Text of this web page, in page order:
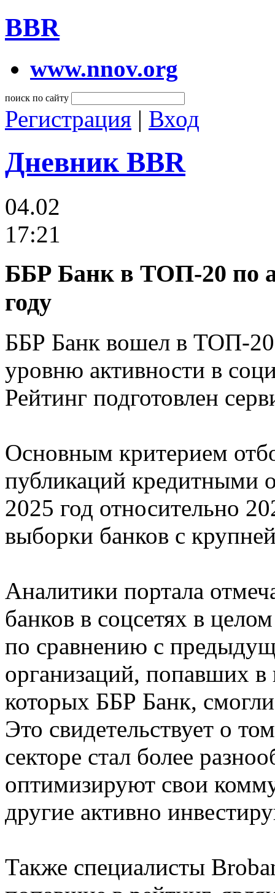
BBR
www.nnov.org
поиск по сайту
Регистрация | Вход
Дневник BBR
04.02
17:21
ББР Банк в ТОП-20 по
году
ББР Банк вошел в ТОП-
уровню активности в
Рейтинг подготовлен
Основным критерием
публикаций кредитными
2025 год относительно
выборки банков с
Аналитики портала
банков в соцсетях в
по сравнению с
организаций, попавших в
которых ББР Банк,
Это свидетельствует о
секторе стал более
оптимизируют свои
другие активно
Также специалисты